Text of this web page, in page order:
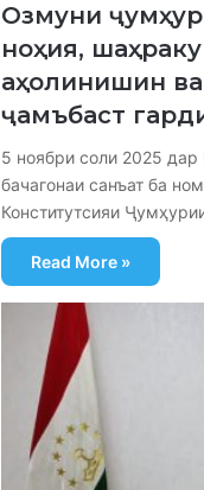
Озмуни
ноҳия,
аҳолинишин
ҷамъбаст
5 ноябри соли 2025
бачагонаи санъат ба
Конститутсияи
Read More »